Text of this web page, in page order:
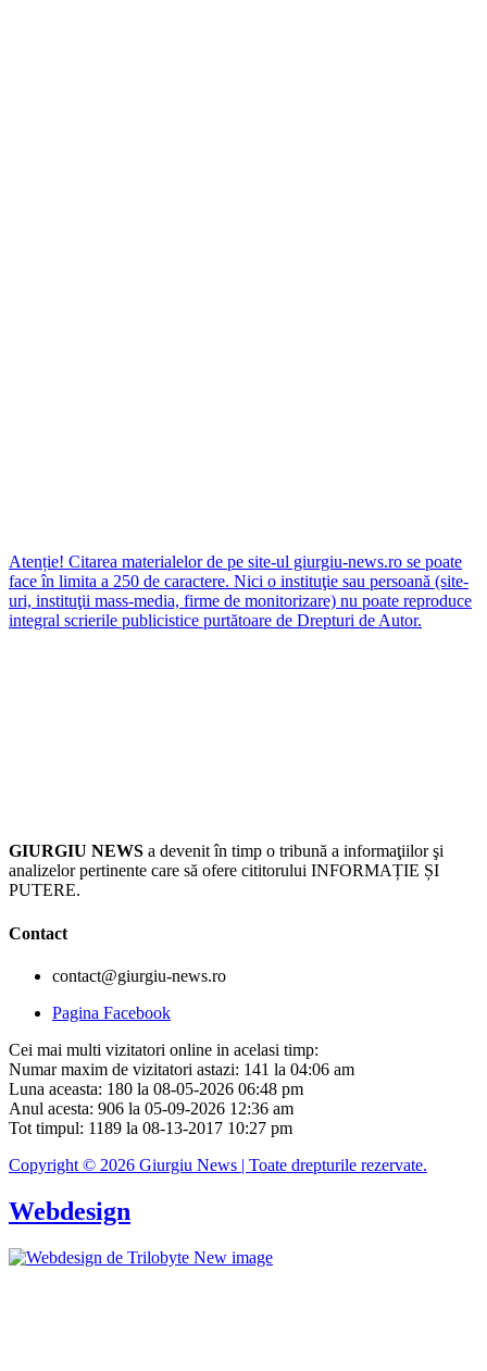
Atenție! Citarea materialelor de pe site-ul giurgiu-news.ro se poate
face în limita a 250 de caractere. Nici o instituţie sau persoană (site-
uri, instituţii mass-media, firme de monitorizare) nu poate reproduce
integral scrierile publicistice purtătoare de Drepturi de Autor.
GIURGIU NEWS a devenit în timp o tribună a informaţiilor şi
analizelor pertinente care să ofere cititorului INFORMAȚIE ȘI
PUTERE.
Contact
contact@giurgiu-news.ro
Pagina Facebook
Cei mai multi vizitatori online in acelasi timp:
Numar maxim de vizitatori astazi: 141 la 04:06 am
Luna aceasta: 180 la 08-05-2026 06:48 pm
Anul acesta: 906 la 05-09-2026 12:36 am
Tot timpul: 1189 la 08-13-2017 10:27 pm
Copyright © 2026 Giurgiu News | Toate drepturile rezervate.
Webdesign